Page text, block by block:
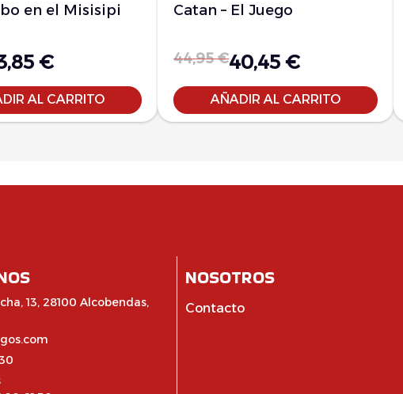
en el Misisipi
€
AL CARRITO
Catan – El Juego
44,95€40,45€
AÑADIR AL CARRITO
13, 28100 Alcobendas,
NOSOTROS
Contacto